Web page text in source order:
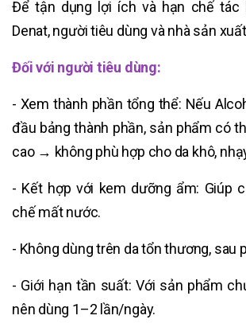
Để tận dụng lợi ích và hạn chế tác
Denat, người tiêu dùng và nhà sản
Đối với người tiêu dùng:
- Xem thành phần tổng thể: Nếu
đầu bảng thành phần, sản phẩm có
cao → không phù hợp cho da khô,
- Kết hợp với kem dưỡng ẩm: Giúp
chế mất nước.
- Không dùng trên da tổn thương, sau
- Giới hạn tần suất: Với sản phẩm
nên dùng 1–2 lần/ngày.